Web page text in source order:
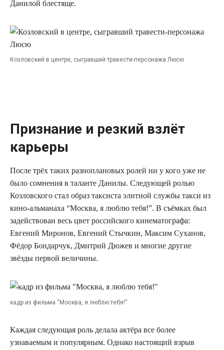
Данилой блестяще.
Козловский в центре, сыгравший травести-персонажа Люсю
Признание и резкий взлёт
карьеры
После трёх таких разноплановых ролей ни у кого уже не
было сомнения в таланте Данилы. Следующей ролью
Козловского стал образ таксиста элитной службы такси из
кино-альманаха “Москва, я люблю тебя!”. В съёмках был
задействован весь цвет российского кинематографа:
Евгений Миронов, Евгений Стычкин, Максим Суханов,
Фёдор Бондарчук, Дмитрий Дюжев и многие другие
звёзды первой величины.
кадр из фильма “Москва, я люблю тебя!”
Каждая следующая роль делала актёра все более
узнаваемым и популярным. Однако настоящий взрыв